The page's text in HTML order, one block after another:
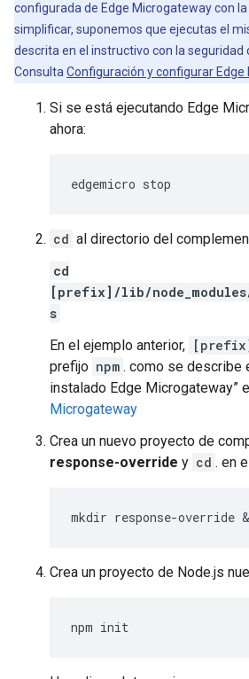
configurada de Edge Microgateway con
simplificar, suponemos que ejecutas el
descrita en el instructivo con la seguridad
Consulta Configuración y configurar
Si se está ejecutando Edge
ahora:
edgemicro stop
cd al directorio del
cd
[prefix]/lib/
s
En el ejemplo anterior,
prefijo npm . como se describe
instalado Edge Microgateway”
Microgateway
Crea un nuevo proyecto de
response-override y cd . en
mkdir response-override
Crea un proyecto de Node.js
npm init